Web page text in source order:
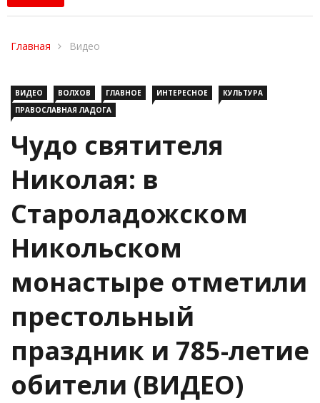
Главная Видео
ВИДЕО ВОЛХОВ ГЛАВНОЕ ИНТЕРЕСНОЕ
КУЛЬТУРА
ПРАВОСЛАВНАЯ ЛАДОГА
Чудо святителя
Николая: в
Староладожском
Никольском
монастыре отметили
престольный
праздник и 785-летие
обители (ВИДЕО)